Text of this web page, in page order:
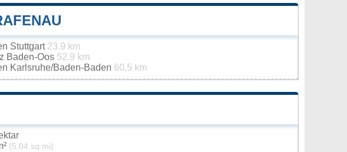
Stuttgart 23.9 km
Baden-Oos 52.9 km
Karlsruhe/Baden-Baden 60.5 km
(5,04 sq mi)